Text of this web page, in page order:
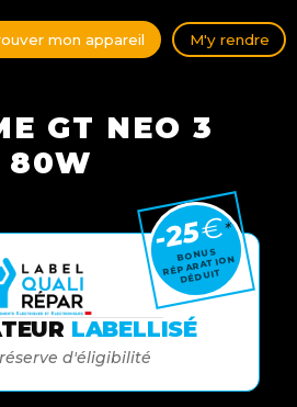
mon appareil M'y rendre
GT NEO 3
80W
LABELLISÉ
réserve d'éligibilité
-25€*
BONUS
RÉPARATION
DÉDUIT